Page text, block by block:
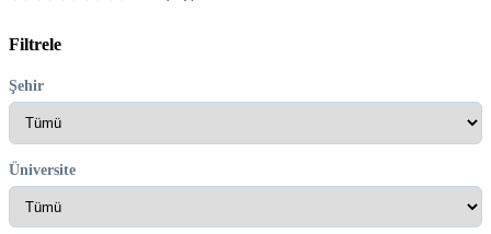
Filtrele
Şehir
Üniversite